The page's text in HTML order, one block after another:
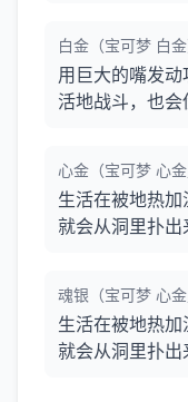
白金（宝可梦 白金
用巨大的嘴发
活地战斗，也
心金（宝可梦 心金
生活在被地热加
就会从洞里扑出
魂银（宝可梦 心金
生活在被地热加
就会从洞里扑出